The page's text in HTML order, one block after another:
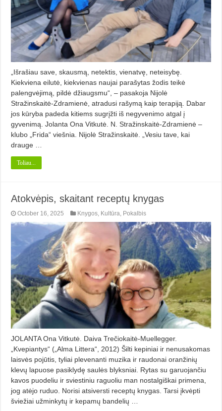
„Išrašiau save, skausmą, netektis, vienatvę, neteisybę.
Kiekviena eilutė, kiekvienas naujai parašytas žodis teikė
palengvėjimą, pildė džiaugsmu“, – pasakoja Nijolė
Stražinskaitė-Zdramienė, atradusi rašymą kaip terapiją. Dabar
jos kūryba padeda kitiems sugrįžti iš negyvenimo atgal į
gyvenimą. Jolanta Ona Vitkutė. N. Stražinskaitė-Zdramienė –
klubo „Frida“ viešnia. Nijolė Stražinskaitė. „Vesiu tave, kai
drauge …
Toliau...
Atokvėpis, skaitant receptų knygas
October 16, 2025 Knygos, Kultūra, Pokalbis
JOLANTA Ona Vitkutė. Daiva Trečiokaitė-Muellegger.
„Kvepiantys“ („Alma Littera“, 2012) Šilti kepiniai ir nenusakomas
laisvės pojūtis, tyliai plevenanti muzika ir raudonai oranžinių
klevų lapuose pasiklydę saulės blyksniai. Rytas su garuojančiu
kavos puodeliu ir sviestiniu raguoliu man nostalgiškai primena,
jog atėjo ruduo. Norisi atsiversti receptų knygas. Tarsi įkvėpti
šviežiai užminkytų ir kepamų bandelių …